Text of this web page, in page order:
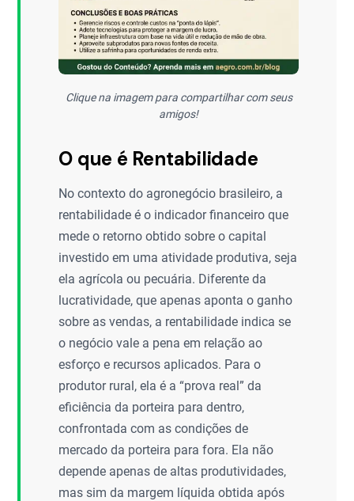
Clique na imagem para compartilhar com seus
amigos!
O que é Rentabilidade
No contexto do agronegócio brasileiro, a
rentabilidade é o indicador financeiro que
mede o retorno obtido sobre o capital
investido em uma atividade produtiva, seja
ela agrícola ou pecuária. Diferente da
lucratividade, que apenas aponta o ganho
sobre as vendas, a rentabilidade indica se
o negócio vale a pena em relação ao
esforço e recursos aplicados. Para o
produtor rural, ela é a “prova real” da
eficiência da porteira para dentro,
confrontada com as condições de
mercado da porteira para fora. Ela não
depende apenas de altas produtividades,
mas sim da margem líquida obtida após